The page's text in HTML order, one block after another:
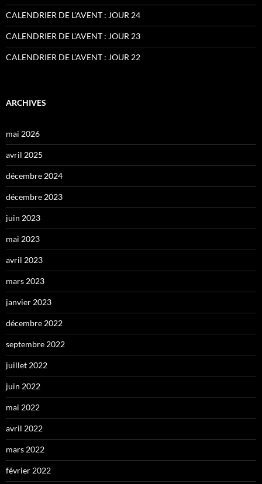
CALENDRIER DE L’AVENT : JOUR 24
CALENDRIER DE L’AVENT : JOUR 23
CALENDRIER DE L’AVENT : JOUR 22
ARCHIVES
mai 2026
avril 2025
décembre 2024
décembre 2023
juin 2023
mai 2023
avril 2023
mars 2023
janvier 2023
décembre 2022
septembre 2022
juillet 2022
juin 2022
mai 2022
avril 2022
mars 2022
février 2022